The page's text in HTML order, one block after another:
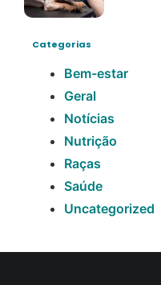
Categorias
Bem-estar
Geral
Notícias
Nutrição
Raças
Saúde
Uncategorized